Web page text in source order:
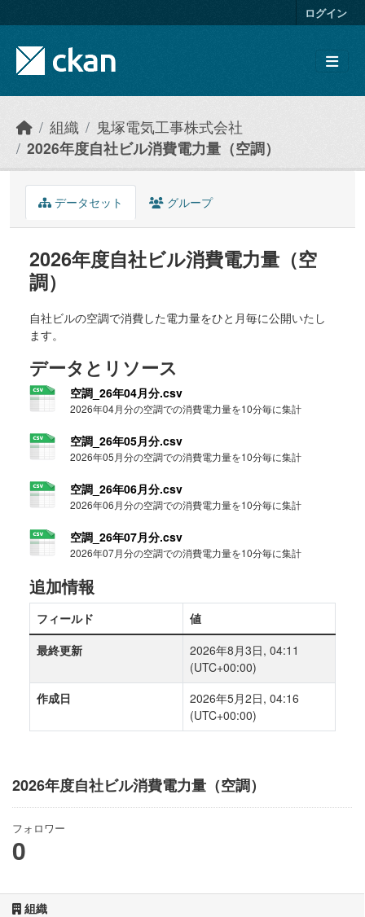
ログイン
組織
鬼塚電気工事株式会社
2026年度自社ビル消費電力量（空調）
2026年度自社ビル消費電力量（空調）
フォロワー
0
組織
データセット グループ
2026年度自社ビル消費電力量（空
調）
自社ビルの空調で消費した電力量をひと月毎に公開いたし
ます。
データとリソース
空調_26年04月分.csv
2026年04月分の空調での消費電力量を10分毎に集計
空調_26年05月分.csv
2026年05月分の空調での消費電力量を10分毎に集計
空調_26年06月分.csv
2026年06月分の空調での消費電力量を10分毎に集計
空調_26年07月分.csv
2026年07月分の空調での消費電力量を10分毎に集計
追加情報
フィールド
値
最終更新
2026年8月3日, 04:11
(UTC+00:00)
作成日
2026年5月2日, 04:16
(UTC+00:00)